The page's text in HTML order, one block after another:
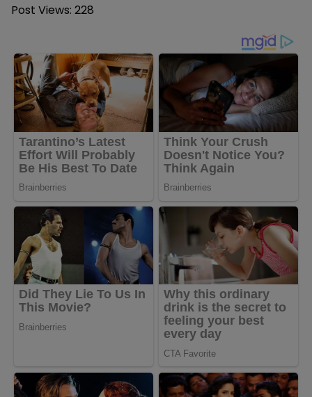
Post Views: 228